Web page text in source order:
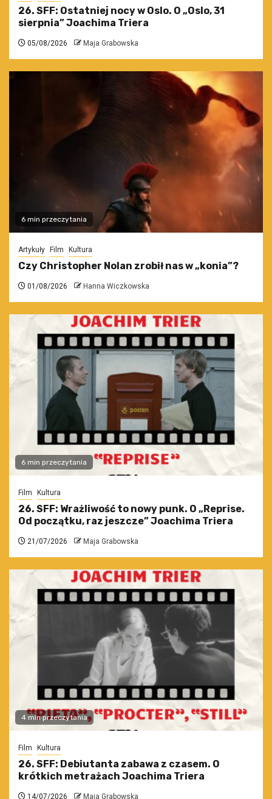
26. SFF: Ostatniej nocy w Oslo. O „Oslo, 31
sierpnia” Joachima Triera
05/08/2026 Maja Grabowska
6 min przeczytania
Artykuły Film Kultura
Czy Christopher Nolan zrobił nas w „konia”?
01/08/2026 Hanna Wiczkowska
6 min przeczytania
Film Kultura
26. SFF: Wrażliwość to nowy punk. O „Reprise.
Od początku, raz jeszcze” Joachima Triera
21/07/2026 Maja Grabowska
4 min przeczytania
Film Kultura
26. SFF: Debiutanta zabawa z czasem. O
krótkich metrażach Joachima Triera
14/07/2026 Maja Grabowska